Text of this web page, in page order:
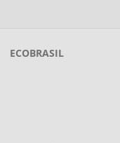
ECOBRASIL